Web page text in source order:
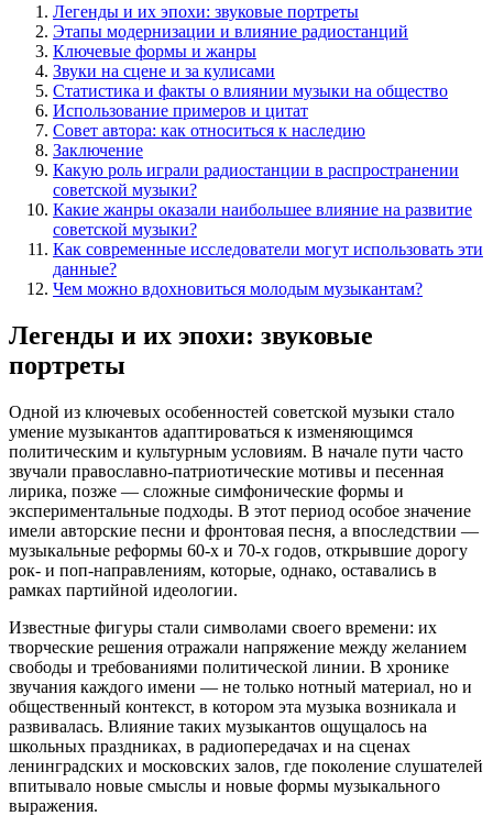
Легенды и их эпохи: звуковые портреты
Этапы модернизации и влияние радиостанций
Ключевые формы и жанры
Звуки на сцене и за кулисами
Статистика и факты о влиянии музыки на общество
Использование примеров и цитат
Совет автора: как относиться к наследию
Заключение
Какую роль играли радиостанции в распространении
советской музыки?
Какие жанры оказали наибольшее влияние на развитие
советской музыки?
Как современные исследователи могут использовать эти
данные?
Чем можно вдохновиться молодым музыкантам?
Легенды и их эпохи: звуковые
портреты
Одной из ключевых особенностей советской музыки стало
умение музыкантов адаптироваться к изменяющимся
политическим и культурным условиям. В начале пути часто
звучали православно-патриотические мотивы и песенная
лирика, позже — сложные симфонические формы и
экспериментальные подходы. В этот период особое значение
имели авторские песни и фронтовая песня, а впоследствии —
музыкальные реформы 60‑х и 70‑х годов, открывшие дорогу
рок- и поп-направлениям, которые, однако, оставались в
рамках партийной идеологии.
Известные фигуры стали символами своего времени: их
творческие решения отражали напряжение между желанием
свободы и требованиями политической линии. В хронике
звучания каждого имени — не только нотный материал, но и
общественный контекст, в котором эта музыка возникала и
развивалась. Влияние таких музыкантов ощущалось на
школьных праздниках, в радиопередачах и на сценах
ленинградских и московских залов, где поколение слушателей
впитывало новые смыслы и новые формы музыкального
выражения.